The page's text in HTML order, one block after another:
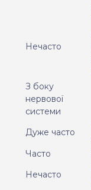
Нечасто
З боку
нервової
системи
Дуже часто
Часто
Нечасто